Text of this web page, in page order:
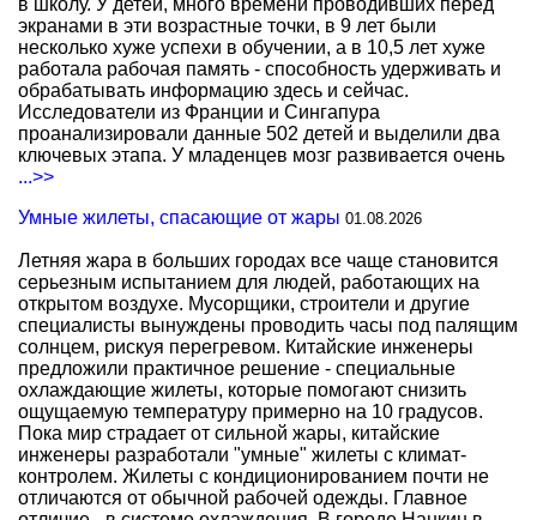
в школу. У детей, много времени проводивших перед
экранами в эти возрастные точки, в 9 лет были
несколько хуже успехи в обучении, а в 10,5 лет хуже
работала рабочая память - способность удерживать и
обрабатывать информацию здесь и сейчас.
Исследователи из Франции и Сингапура
проанализировали данные 502 детей и выделили два
ключевых этапа. У младенцев мозг развивается очень
...>>
Умные жилеты, спасающие от жары 01.08.2026
Летняя жара в больших городах все чаще становится
серьезным испытанием для людей, работающих на
открытом воздухе. Мусорщики, строители и другие
специалисты вынуждены проводить часы под палящим
солнцем, рискуя перегревом. Китайские инженеры
предложили практичное решение - специальные
охлаждающие жилеты, которые помогают снизить
ощущаемую температуру примерно на 10 градусов.
Пока мир страдает от сильной жары, китайские
инженеры разработали "умные" жилеты с климат-
контролем. Жилеты с кондиционированием почти не
отличаются от обычной рабочей одежды. Главное